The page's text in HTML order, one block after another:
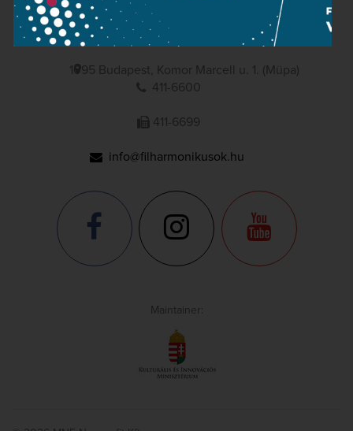
NATIONAL PHILHARMONIC
1095 Budapest, Komor Marcell u. 1. (Müpa)
411-6600
411-6699
info@filharmonikusok.hu
Maintainer: